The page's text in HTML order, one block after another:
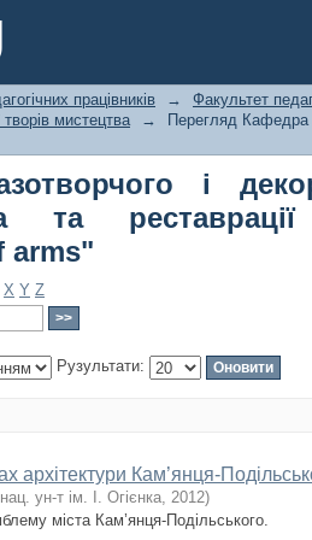
і
по темі "coat of
працівників → Факультет
мистецтва
→
Перегляд Кафедра
і
та
arms"
X Y Z
Рузультати:
архітектури Кам’янця-
ун-т ім. І. Огієнка, 2012)
міста Кам’янця-Подільського.